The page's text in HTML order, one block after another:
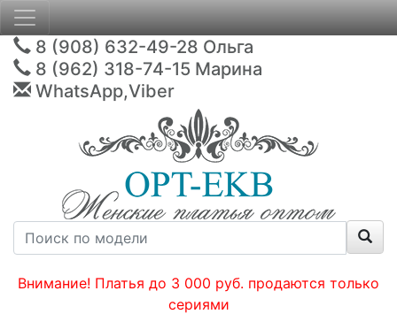
8 (908) 632-49-28 Ольга
8 (962) 318-74-15 Марина
WhatsApp,Viber
Внимание! Платья до 3 000 руб. продаются только
сериями